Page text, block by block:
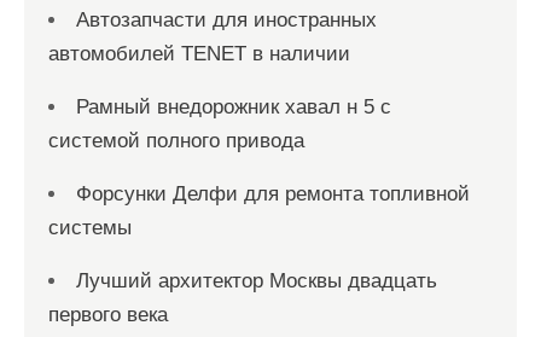
Автозапчасти для иностранных
автомобилей TENET в наличии
Рамный внедорожник хавал н 5 с
системой полного привода
Форсунки Делфи для ремонта топливной
системы
Лучший архитектор Москвы двадцать
первого века